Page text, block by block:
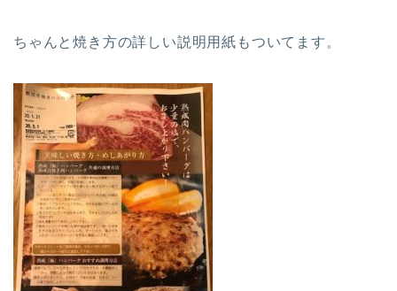
ちゃんと焼き方の詳しい説明用紙もついてます。